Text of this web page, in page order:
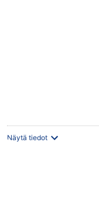
Näytä tiedot